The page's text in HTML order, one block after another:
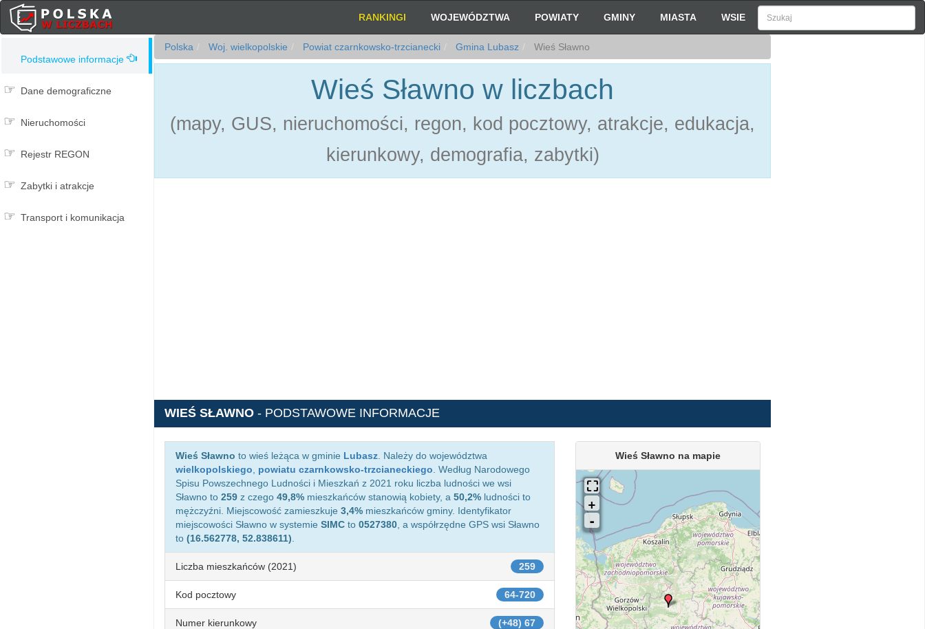
RANKINGI WOJEWÓDZTWA POWIATY GMINY MIASTA WSIE
Podstawowe informacje
Dane demograficzne
Nieruchomości
Rejestr REGON
Zabytki i atrakcje
Transport i komunikacja
Polska Woj. wielkopolskie Powiat czarnkowsko-trzcianecki Gmina Lubasz Wieś Sławno
Wieś Sławno w liczbach
(mapy, GUS, nieruchomości, regon, kod pocztowy, atrakcje, edukacja,
kierunkowy, demografia, zabytki)
WIEŚ SŁAWNO - PODSTAWOWE INFORMACJE
Wieś Sławno to wieś leżąca w gminie Lubasz . Należy do województwa
wielkopolskiego
powiatu czarnkowsko-trzcianeckiego . Według Narodowego
Spisu Powszechnego Ludności i Mieszkań z 2021 roku liczba ludności we wsi
Sławno to 259 z czego 49,8% mieszkańców stanowią kobiety, a 50,2% ludności to
mężczyźni. Miejscowość zamieszkuje 3,4% mieszkańców gminy. Identyfikator
miejscowości Sławno w systemie SIMC to 0527380 , a współrzędne GPS wsi Sławno
to (16.562778, 52.838611)
259
Liczba mieszkańców (2021)
64-720
Kod pocztowy
(+48) 67
Numer kierunkowy
Wieś Sławno na mapie